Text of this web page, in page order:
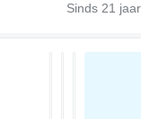
Sinds 21